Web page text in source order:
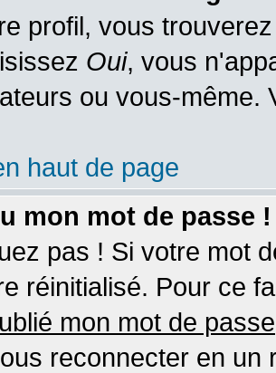
profil, vous
Oui, vous
ou vous-même.
haut de page
mon mot de passe !
pas ! Si votre mot
réinitialisé. Pour ce
mon mot de passe
reconnecter en un